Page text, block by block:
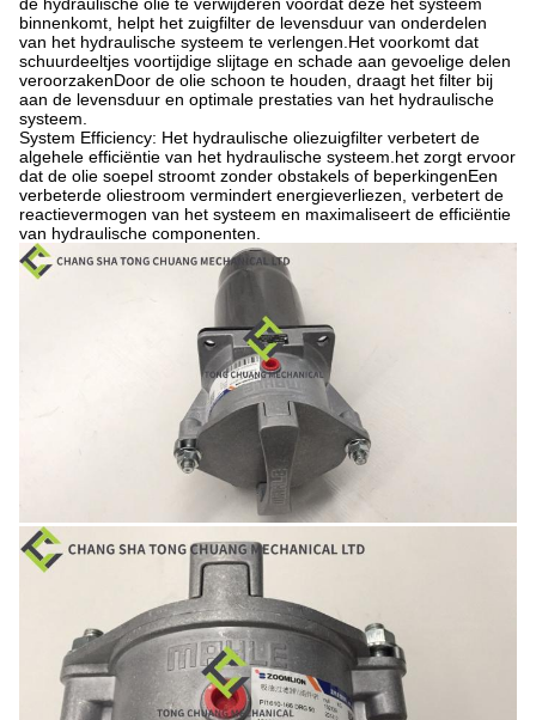
binnenkomt, helpt het zuigfilter de levensduur van onderdelen
van het hydraulische systeem te verlengen.Het voorkomt dat
schuurdeeltjes voortijdige slijtage en schade aan gevoelige delen
veroorzakenDoor de olie schoon te houden, draagt het filter bij
aan de levensduur en optimale prestaties van het hydraulische
systeem.
System Efficiency: Het hydraulische oliezuigfilter verbetert de
algehele efficiëntie van het hydraulische systeem.het zorgt ervoor
dat de olie soepel stroomt zonder obstakels of beperkingenEen
verbeterde oliestroom vermindert energieverliezen, verbetert de
reactievermogen van het systeem en maximaliseert de efficiëntie
van hydraulische componenten.